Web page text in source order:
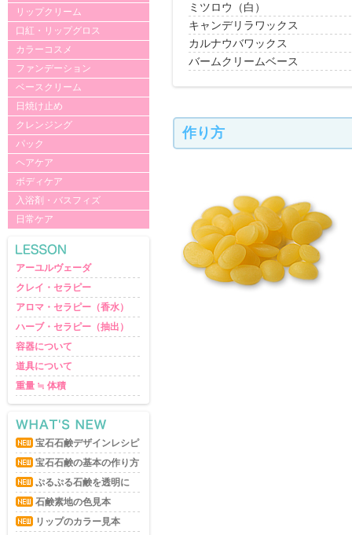
リップクリーム
口紅・リップグロス
カラーコスメ
ファンデーション
ベースクリーム
日焼け止め
クレンジング
パック
ヘアケア
ボディケア
入浴剤・バスフィズ
日常ケア
アーユルヴェーダ
クレイ・セラピー
アロマ・セラピー（香水）
ハーブ・セラピー（抽出）
容器について
道具について
重量 ≒ 体積
宝石石鹸デザインレシピ
宝石石鹸の基本の作り方
ぷるぷる石鹸を透明に
石鹸素地の色見本
リップのカラー見本
ミツロウ（白）
キャンデリラワックス
カルナウバワックス
バームクリームベース
作り方